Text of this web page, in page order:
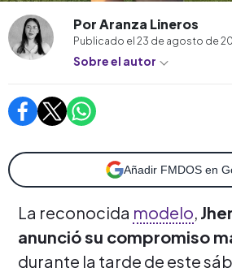
Por Aranza Lineros
Publicado el 23 de agosto de
Sobre el autor
Añadir FMDOS en
La reconocida modelo,
anunció su compromiso
durante la tarde de este